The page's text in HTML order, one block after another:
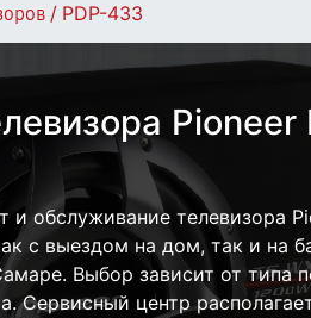
/ PDP-433
и обслуживание телевизора
с выездом на дом, так и на
Выбор зависит от типа
Сервисный центр